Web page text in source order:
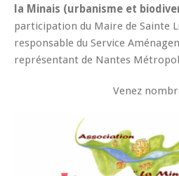
la Minais (urbanisme et
participation du Maire de Sainte
responsable du Service
représentant de Nantes
Venez